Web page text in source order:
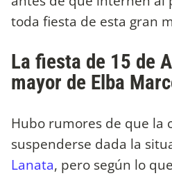
toda fiesta de esta gran
La fiesta de 15 de
mayor de Elba
Hubo rumores de que la
suspenderse dada la
Lanata, pero según lo